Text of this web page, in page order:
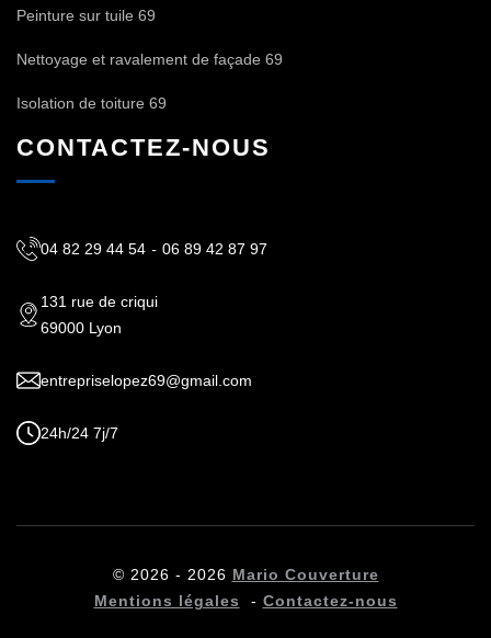
Peinture sur tuile 69
Nettoyage et ravalement de façade 69
Isolation de toiture 69
CONTACTEZ-NOUS
04 82 29 44 54 - 06 89 42 87 97
131 rue de criqui
69000 Lyon
entrepriselopez69@gmail.com
24h/24 7j/7
© 2026 - 2026 Mario Couverture
Mentions légales - Contactez-nous